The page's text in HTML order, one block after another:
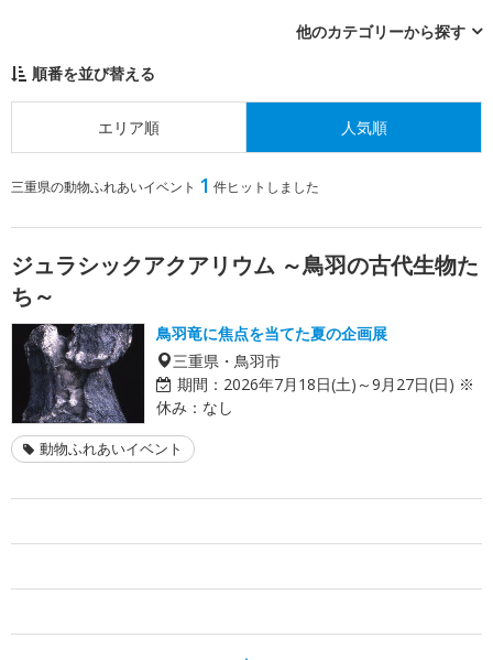
他のカテゴリーから探す
順番を並び替える
エリア順 人気順
三重県の動物ふれあいイベント 1 件ヒットしました
ジュラシックアクアリウム ～鳥羽の古代生物た
ち～
鳥羽竜に焦点を当てた夏の企画展
三重県・鳥羽市
期間： 2026年7月18日(土)～9月27日(日) ※
休み：なし
動物ふれあいイベント